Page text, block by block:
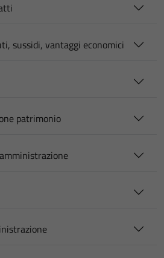
sussidi, vantaggi economici
patrimonio